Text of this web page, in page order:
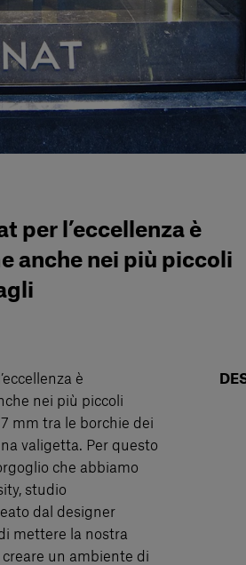
per l’eccellenza è
anche nei più piccoli
è
nei più piccoli
mm tra le borchie dei
valigetta. Per questo
che abbiamo
studio
dal designer
mettere la nostra
creare un ambiente di